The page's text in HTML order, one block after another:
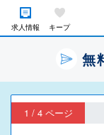
求人情報 キープ
無
1 / 4 ページ